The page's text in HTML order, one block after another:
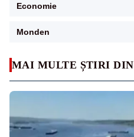
MAI MULTE ȘTIRI DIN
Economie
Monden